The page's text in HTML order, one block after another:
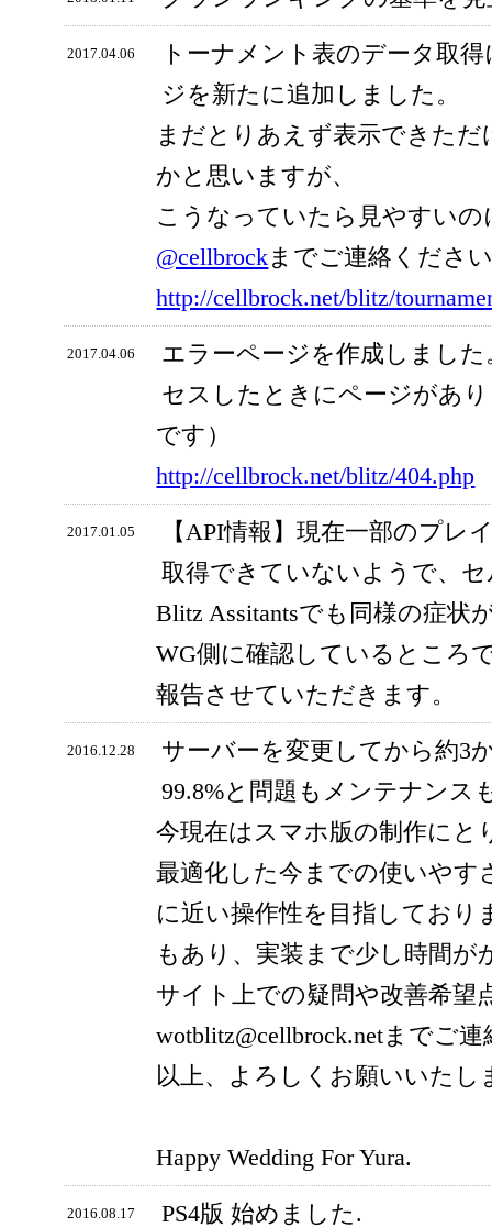
2017.04.06
トーナメント表のデータ取
ジを新たに追加しました。
まだとりあえず表示できた
かと思いますが、
こうなっていたら見やすい
@cellbrockまでご連絡くださ
http://cellbrock.net/blitz/
2017.04.06
エラーページを作成しまし
セスしたときにページがあ
です）
http://cellbrock.net/blitz/404.php
2017.01.05
【API情報】現在一部のプレ
取得できていないようで、
Blitz Assitantsでも同様の症状
WG側に確認しているところ
報告させていただきます。
2016.12.28
サーバーを変更してから約3
99.8%と問題もメンテナンス
今現在はスマホ版の制作に
最適化した今までの使いや
に近い操作性を目指しており
もあり、実装まで少し時間が
サイト上での疑問や改善希望
wotblitz@cellbrock.netまでご
以上、よろしくお願いいたし
Happy Wedding For Yura.
2016.08.17
PS4版 始めました.